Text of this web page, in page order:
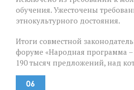
обучения. Ужесточены
этнокультурного достояния.
Итоги совместной
форуме «Народная программа
190 тысяч предложений, над
06